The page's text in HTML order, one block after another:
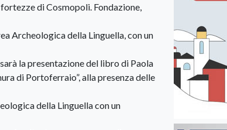
di Cosmopoli. Fondazione,
Archeologica della Linguella, con un
la presentazione del libro di Paola
di Portoferraio”, alla presenza delle
della Linguella con un